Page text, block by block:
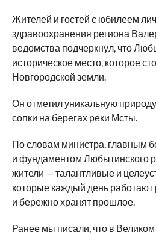
Жителей и гостей с юбилеем
здравоохранения региона
ведомства подчеркнул, что
историческое место, которое
Новгородской земли.
Он отметил уникальную
сопки на берегах реки Мсты.
По словам министра, главным
и фундаментом Любытинского
жители — талантливые и
которые каждый день работают
и бережно хранят прошлое.
Ранее мы писали, что в